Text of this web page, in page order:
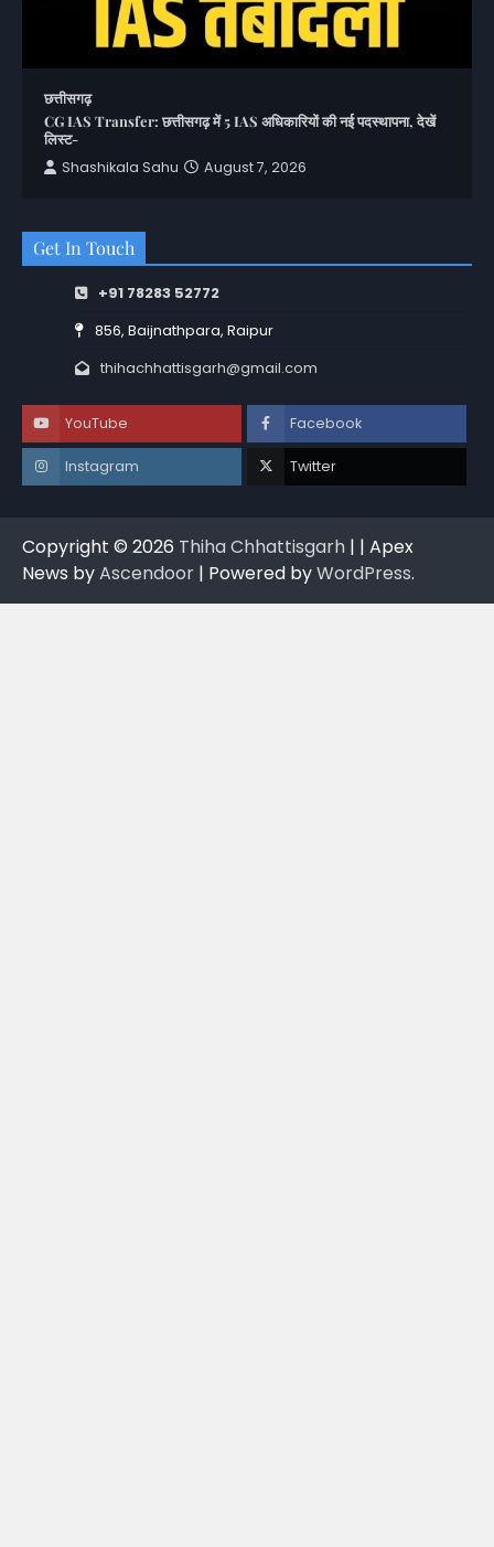
छत्तीसगढ़
CG IAS Transfer: छत्तीसगढ़ में 5 IAS अधिकारियों की नई पदस्थापना, देखें
लिस्ट-
Shashikala Sahu
August 7, 2026
Get In Touch
+91 78283 52772
856, Baijnathpara, Raipur
thihachhattisgarh@gmail.com
YouTube Facebook
Instagram Twitter
Copyright © 2026 Thiha Chhattisgarh | | Apex
News byAscendoor | Powered byWordPress.